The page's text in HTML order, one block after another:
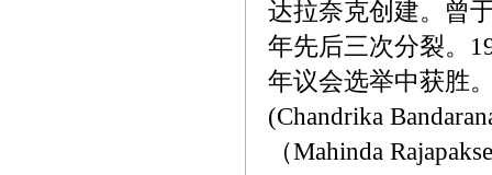
达拉奈克创建。曾
年先后三次分裂。
年议会选举中获胜
(Chandrika
（Mahinda